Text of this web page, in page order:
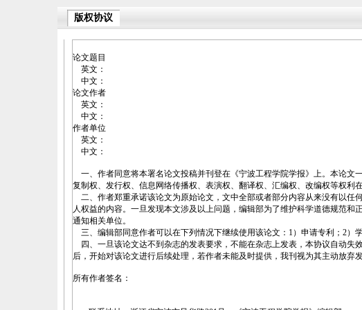
版权协议
论文题目
英文：
中文：
论文作者
英文：
中文：
作者单位
英文：
中文：
一、作者同意将本署名论文投稿并刊登在《宁波工程学院学报》上。本论
复制权、发行权、信息网络传播权、表演权、翻译权、汇编权、改编权等权利
二、作者郑重承诺该论文为原始论文，文中全部或者部分内容从来没有以任
人权益的内容。一旦发现本文涉及以上问题，编辑部为了维护科学道德规范
通知相关单位。
三、编辑部同意作者可以在下列情况下继续使用该论文：1）申请专利；2）
四、一旦该论文达不到杂志的发表要求，不能在杂志上发表，本协议自动失
后，开始对该论文进行后续处理，若作者未能及时提供，我刊视为其主动放弃
所有作者签名：